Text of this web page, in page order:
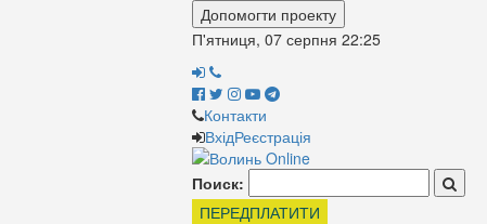
Допомогти проекту
П'ятниця, 07 серпня 22:25
Контакти
ВхідРеєстрація
Поиск:
ПЕРЕДПЛАТИТИ